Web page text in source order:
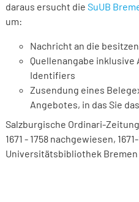
daraus ersucht die SuUB
um:
Nachricht an die
Quellenangabe
Identifiers
Zusendung eines
Angebotes, in das Sie
Salzburgische Ordinari-
1671 - 1758 nachgewiesen,
Universitätsbibliothek Bremen